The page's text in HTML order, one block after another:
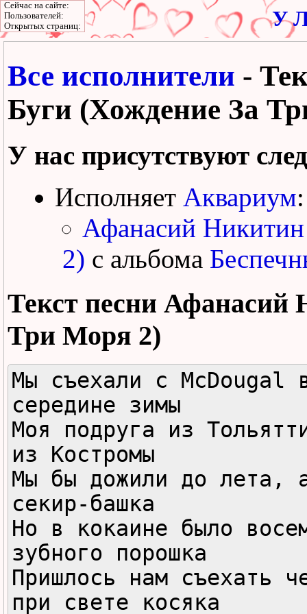
У
Все исполнители -
Буги (Хождение За
У нас присутствуют
Исполняет Аквариум:
Афанасий
2) с альбома
Текст песни Афанасий
Три Моря 2)
Мы съехали с McDougal
середине зимы
Моя подруга из
из Костромы
Мы бы дожили до лета,
секир-башка
Но в кокаине было
зубного порошка
Пришлось нам съехать
при свете косяка
Сейчас на сайте:
Пользователей:
Открытых страниц: